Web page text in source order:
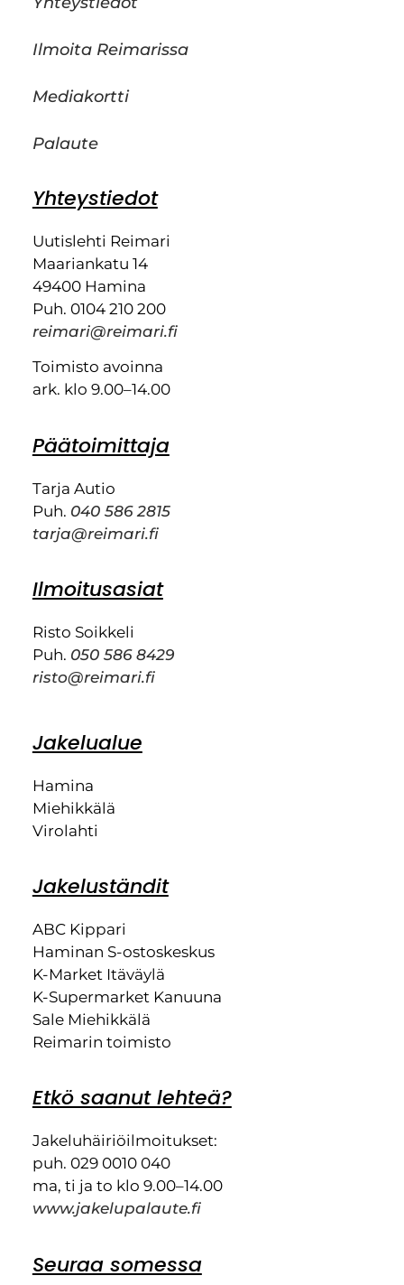
Ilmoita Reimarissa
Mediakortti
Palaute
Yhteystiedot
Uutislehti Reimari
Maariankatu 14
49400 Hamina
Puh. 0104 210 200
reimari@reimari.fi
Toimisto avoinna
ark. klo 9.00–14.00
Päätoimittaja
Tarja Autio
Puh. 040 586 2815
tarja@reimari.fi
Ilmoitusasiat
Risto Soikkeli
Puh. 050 586 8429
risto@reimari.fi
Jakelualue
Hamina
Miehikkälä
Virolahti
Jakeluständit
ABC Kippari
Haminan S-ostoskeskus
K-Market Itäväylä
K-Supermarket Kanuuna
Sale Miehikkälä
Reimarin toimisto
Etkö saanut lehteä?
Jakeluhäiriöilmoitukset:
puh. 029 0010 040
ma, ti ja to klo 9.00–14.00
www.jakelupalaute.fi
Seuraa somessa